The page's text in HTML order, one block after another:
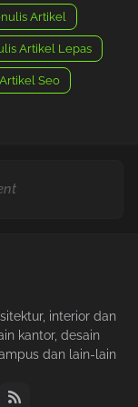
Artikel
Artikel Lepas
Seo
interior dan
kantor, desain
dan lain-lain